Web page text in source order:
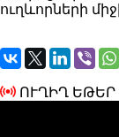
ուղևորների
ՈՒՂԻՂ ԵԹԵՐ